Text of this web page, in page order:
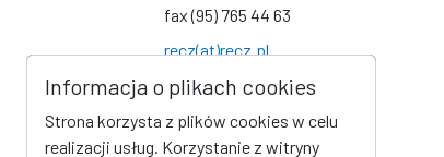
fax (95) 765 44 63
recz(at)recz.pl
Social Media
Link do profilu na Facebook
Link do kanału na YouTube
Informacja o plikach cookies
Strona korzysta z plików cookies w celu
realizacji usług. Korzystanie z witryny